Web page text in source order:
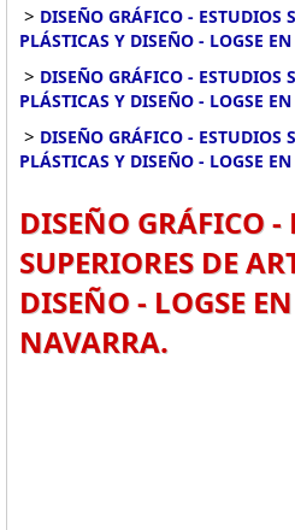
> DISEÑO GRÁFICO - ESTUDIOS
PLÁSTICAS Y DISEÑO - LOGSE
> DISEÑO GRÁFICO - ESTUDIOS
PLÁSTICAS Y DISEÑO - LOGSE
> DISEÑO GRÁFICO - ESTUDIOS
PLÁSTICAS Y DISEÑO - LOGSE
DISEÑO GRÁFICO -
SUPERIORES DE
DISEÑO - LOGSE
NAVARRA.